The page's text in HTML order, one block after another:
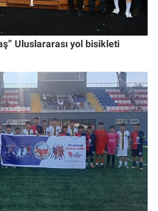
Uluslararası yol bisikleti